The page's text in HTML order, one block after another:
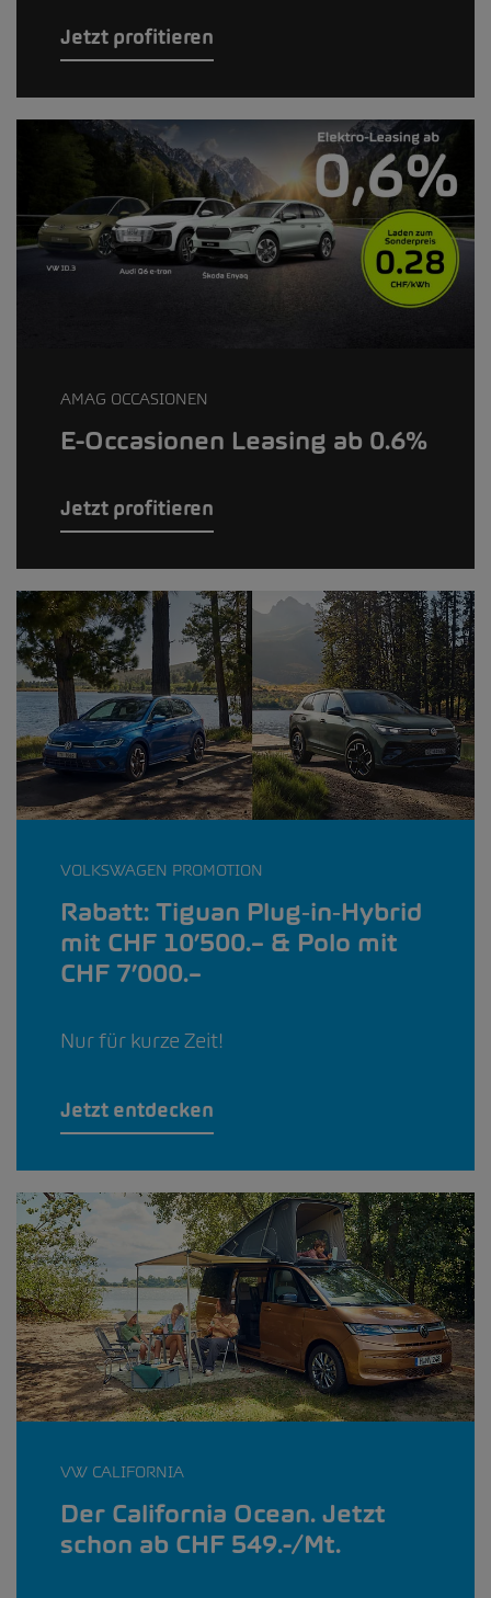
Jetzt profitieren
AMAG OCCASIONEN
E-Occasionen Leasing ab 0.6%
Jetzt profitieren
VOLKSWAGEN PROMOTION
Rabatt: Tiguan Plug‑in‑Hybrid
mit CHF 10’500.– & Polo mit
CHF 7’000.–
Nur für kurze Zeit!
Jetzt entdecken
VW CALIFORNIA
Der California Ocean. Jetzt
schon ab CHF 549.-/Mt.